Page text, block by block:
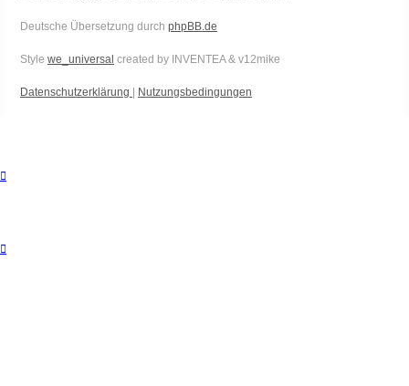
Deutsche Übersetzung durch phpBB.de
Style we_universal created by INVENTEA & v12mike
Datenschutzerklärung | Nutzungsbedingungen